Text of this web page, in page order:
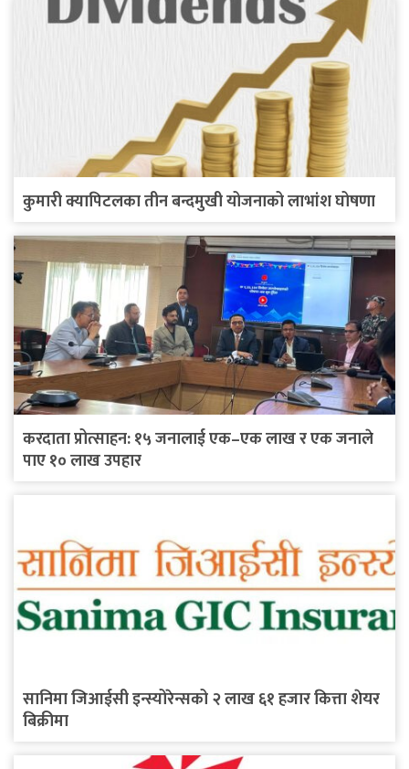
कुमारी क्यापिटलका तीन बन्दमुखी योजनाको लाभांश घोषणा
करदाता प्रोत्साहन: १५ जनालाई एक–एक लाख र एक जनाले
पाए १० लाख उपहार
सानिमा जिआईसी इन्स्योरेन्सको २ लाख ६१ हजार कित्ता शेयर
बिक्रीमा